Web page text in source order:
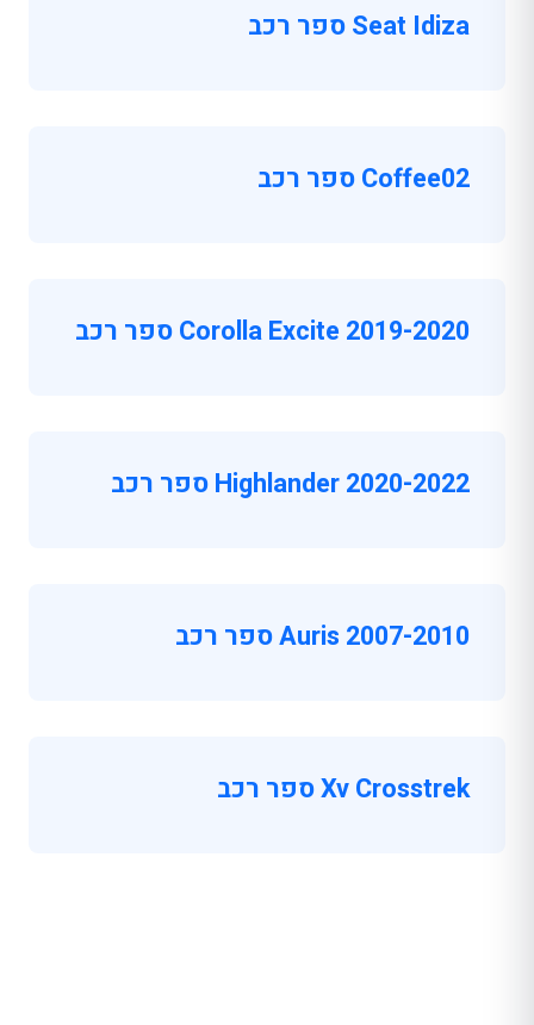
Seat Idiza ספר רכב
Coffee02 ספר רכב
Corolla Excite 2019-2020 ספר רכב
Highlander 2020-2022 ספר רכב
Auris 2007-2010 ספר רכב
Xv Crosstrek ספר רכב